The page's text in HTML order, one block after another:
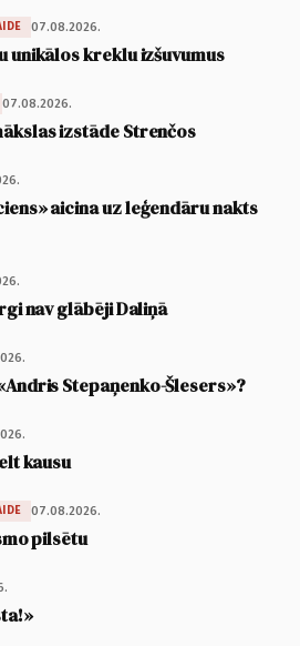
07.08.2026.
unikālos kreklu izšuvumus
07.08.2026.
izstāde Strenčos
aicina uz leģendāru nakts
nav glābēji Daliņā
Stepaņenko-Šlesers»?
kausu
07.08.2026.
pilsētu